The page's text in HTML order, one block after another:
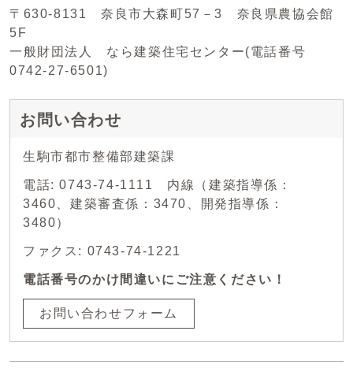
〒630-8131 奈良市大森町57－3 奈良県農協会館
5F
一般財団法人 なら建築住宅センター(電話番号
0742-27-6501)
お問い合わせ
生駒市都市整備部建築課
電話: 0743-74-1111 内線（建築指導係：
3460、建築審査係：3470、開発指導係：
3480）
ファクス: 0743-74-1221
電話番号のかけ間違いにご注意ください！
お問い合わせフォーム